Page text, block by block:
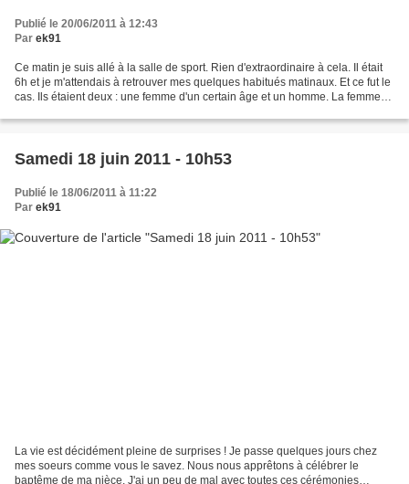
Publié le 20/06/2011 à 12:43
Par ek91
Ce matin je suis allé à la salle de sport. Rien d'extraordinaire à cela. Il était
6h et je m'attendais à retrouver mes quelques habitués matinaux. Et ce fut le
cas. Ils étaient deux : une femme d'un certain âge et un homme. La femme
Samedi 18 juin 2011 - 10h53
Publié le 18/06/2011 à 11:22
Par ek91
La vie est décidément pleine de surprises ! Je passe quelques jours chez
mes soeurs comme vous le savez. Nous nous apprêtons à célébrer le
baptême de ma nièce. J'ai un peu de mal avec toutes ces cérémonies